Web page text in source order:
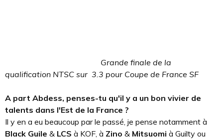
Grande finale de la
qualification NTSC sur 3.3 pour Coupe de France SF
A part Abdess, penses-tu qu'il y a un bon vivier de
talents dans l'Est de la France ?
Il y en a eu beaucoup par le passé, je pense notamment à
Black Guile & LCS à KOF, à Zino & Mitsuomi à Guilty ou